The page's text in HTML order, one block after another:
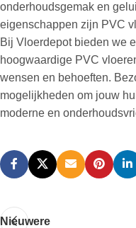
onderhoudsgemak en
eigenschappen zijn PVC
Bij Vloerdepot bieden we
hoogwaardige PVC
wensen en behoeften.
mogelijkheden om jouw
moderne en
Nieuwere